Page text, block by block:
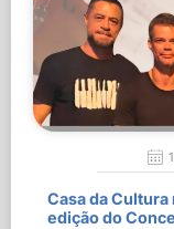
Casa da
edição do